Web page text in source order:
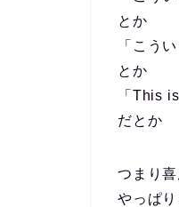
とか
「こう
とか
「This
だとか
つまり喜
やっぱり